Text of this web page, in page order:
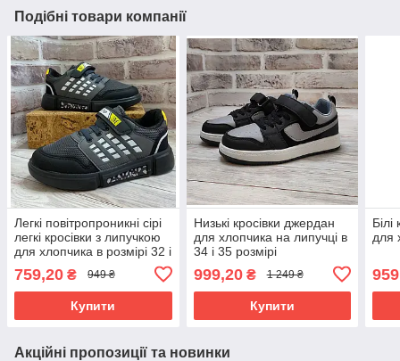
Подібні товари компанії
Легкі повітропроникні сірі
легкі кросівки з липучкою
для хлопчика в розмірі 32 і
759,20 ₴ 949 ₴
Купити
Низькі кросівки джердан
для хлопчика на липучці в
34 і 35 розмірі
999,20₴ 1 249 ₴
Купити
Білі
для
Акційні пропозиції та новинки